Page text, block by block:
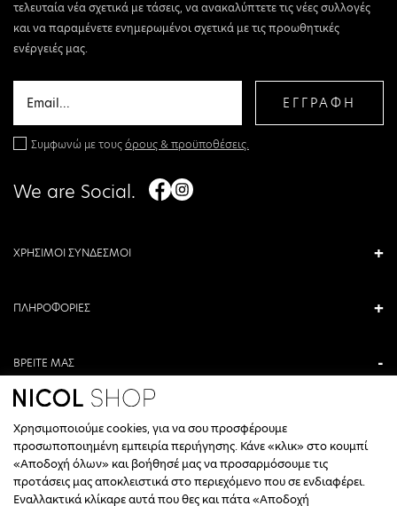
τελευταία νέα σχετικά με τάσεις, να ανακαλύπτετε τις νέες συλλογές
και να παραμένετε ενημερωμένοι σχετικά με τις προωθητικές
ενέργειές μας.
ΕΓΓΡΑΦΗ
Συμφωνώ με τουςόρους & προϋποθέσεις.
We are Social.
ΧΡΗΣΙΜΟΙ ΣΥΝΔΕΣΜΟΙ
ΠΛΗΡΟΦΟΡΙΕΣ
ΒΡΕΙΤΕ ΜΑΣ
ΑΝΤΩΝΙΟΥ ΚΑΜΑΡΑ 3, ΒΕΡΟΙΑ, ΕΛΛΑΔΑ
+30 23310 76336
ΩΡΑΡΙΟ ΤΗΛΕΦΩΝΙΚΟΥ ΚΕΝΤΡΟΥ
ΔΕΥΤΕΡΑ, ΤΕΤΑΡΤΗ: 09:00 - 14:30
Χρησιμοποιούμε cookies, για να σου προσφέρουμε
προσωποποιημένη εμπειρία περιήγησης. Κάνε «κλικ» στο κουμπί
«Αποδοχή όλων» και βοήθησέ μας να προσαρμόσουμε τις
προτάσεις μας αποκλειστικά στο περιεχόμενο που σε ενδιαφέρει.
Εναλλακτικά κλίκαρε αυτά που θες και πάτα «Αποδοχή